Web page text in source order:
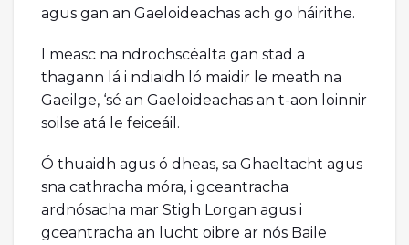
agus gan an Gaeloideachas ach go háirithe.
I measc na ndrochscéalta gan stad a
thagann lá i ndiaidh ló maidir le meath na
Gaeilge, ‘sé an Gaeloideachas an t-aon loinnir
soilse atá le feiceáil.
Ó thuaidh agus ó dheas, sa Ghaeltacht agus
sna cathracha móra, i gceantracha
ardnósacha mar Stigh Lorgan agus i
gceantracha an lucht oibre ar nós Baile